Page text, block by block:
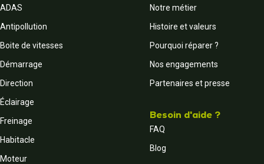
ADAS
Antipollution
Boite de vitesses
Démarrage
Direction
Éclairage
Freinage
Habitacle
Moteur
Notre métier
Histoire et valeurs
Pourquoi réparer ?
Nos engagements
Partenaires et presse
Besoin d'aide ?
FAQ
Blog